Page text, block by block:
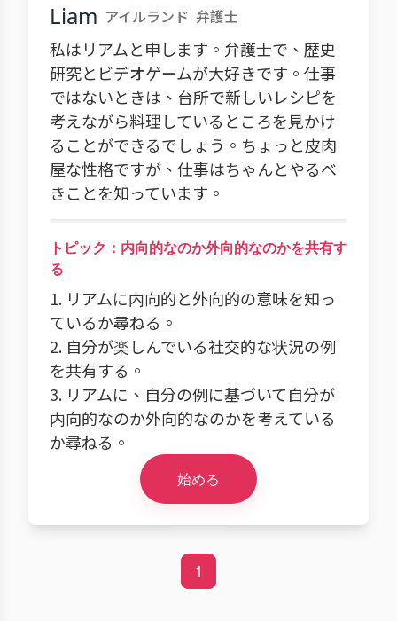
Liam アイルランド 弁護士
私はリアムと申します。弁護士で、歴史
研究とビデオゲームが大好きです。仕事
ではないときは、台所で新しいレシピを
考えながら料理しているところを見かけ
ることができるでしょう。ちょっと皮肉
屋な性格ですが、仕事はちゃんとやるべ
きことを知っています。
トピック：内向的なのか外向的なのかを共有す
る
1. リアムに内向的と外向的の意味を知っ
ているか尋ねる。
2. 自分が楽しんでいる社交的な状況の例
を共有する。
3. リアムに、自分の例に基づいて自分が
内向的なのか外向的なのかを考えている
か尋ねる。
始める
1